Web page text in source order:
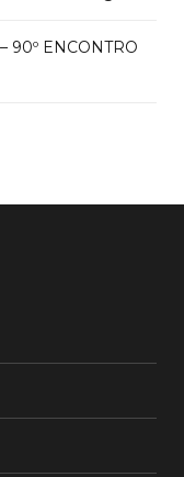
90º ENCONTRO